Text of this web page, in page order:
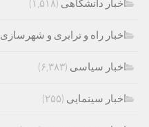
اخبار دانشگاهی (۱,۵۱۸)
اخبار راه و ترابری و شهرسازی
اخبار سیاسی (۶,۳۸۳)
اخبار سینمایی (۲۵۵)